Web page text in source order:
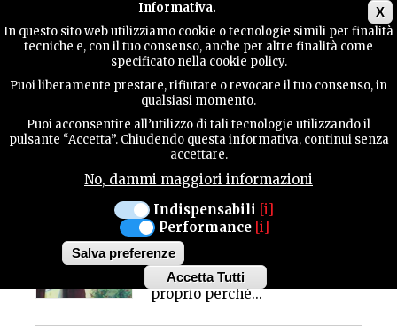
X
Informativa.
In questo sito web utilizziamo cookie o tecnologie simili per finalità
tecniche e, con il tuo consenso, anche per altre finalità come
specificato nella cookie policy.
Puoi liberamente prestare, rifiutare o revocare il tuo consenso, in
qualsiasi momento.
Puoi acconsentire all’utilizzo di tali tecnologie utilizzando il
pulsante “Accetta”. Chiudendo questa informativa, continui senza
accettare.
No, dammi maggiori informazioni
Indispensabili [i]
Performance [i]
Salva preferenze
Accetta Tutti
Withdraw
CONTATTI
Tramonti di Sopra
CULTURA / STORIE E
TRADIZIONI
TRAMONTI DI SOPRA
LO "STAGNINO" IN
VAL TRAMONTINA
Questo mestiere è nato circa
250 anni fa ed ha avuto
ragione di essere fino a
quando nelle cucine si
usavano utensili di rame,
proprio perché...